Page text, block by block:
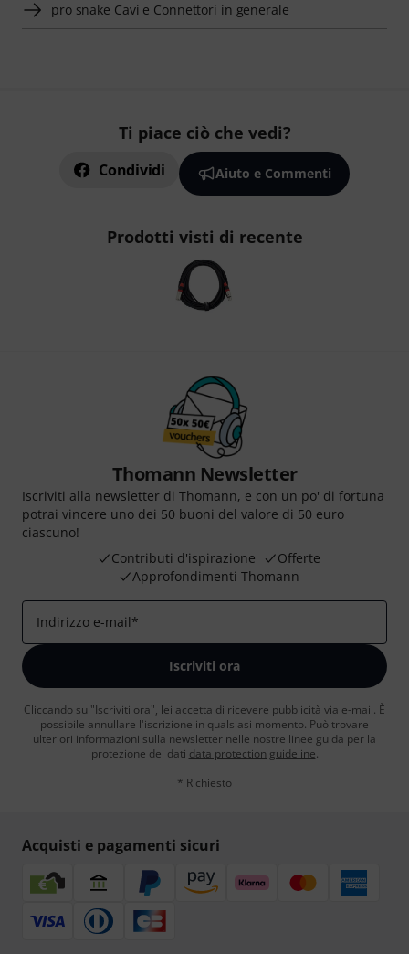
pro snake Cavi e Connettori in generale
Ti piace ciò che vedi?
Condividi Aiuto e Commenti
Prodotti visti di recente
Thomann Newsletter
Iscriviti alla newsletter di Thomann, e con un po' di fortuna
potrai vincere uno dei 50 buoni del valore di 50 euro
ciascuno!
Contributi d'ispirazione
Offerte
Approfondimenti Thomann
Indirizzo e-mail*
Iscriviti ora
Cliccando su "Iscriviti ora", lei accetta di ricevere pubblicità via e-mail. È
possibile annullare l'iscrizione in qualsiasi momento. Può trovare
ulteriori informazioni sulla newsletter nelle nostre linee guida per la
protezione dei dati data protection guideline.
* Richiesto
Acquisti e pagamenti sicuri